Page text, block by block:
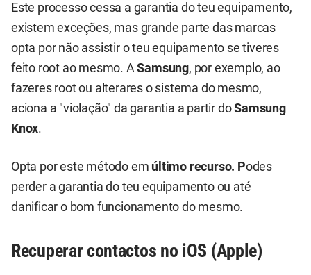
Este processo cessa a garantia do teu equipamento,
existem exceções, mas grande parte das marcas
opta por não assistir o teu equipamento se tiveres
feito root ao mesmo. ASamsung, por exemplo, ao
fazeres root ou alterares o sistema do mesmo,
aciona a "violação" da garantia a partir doSamsung
Knox.
Opta por este método em último recurso. Podes
perder a garantia do teu equipamento ou até
danificar o bom funcionamento do mesmo.
Recuperar contactos no iOS (Apple)